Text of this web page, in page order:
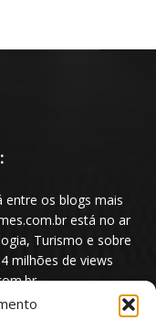
entre os blogs mais
está no ar
Turismo e sobre
milhões de views